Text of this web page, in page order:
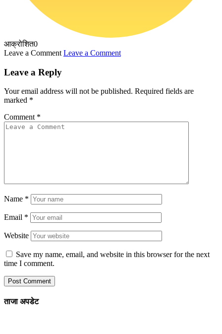
आक्रोशित0
Leave a Comment Leave a Comment
Leave a Reply
Your email address will not be published. Required fields are
marked *
Comment *
Name *
Email *
Website
Save my name, email, and website in this browser for the next
time I comment.
ताजा अपडेट